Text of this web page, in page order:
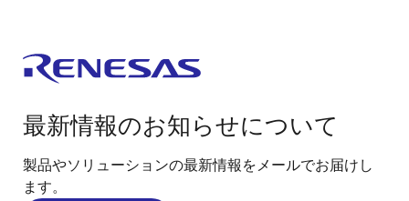
最新情報のお知らせについて
製品やソリューションの最新情報をメールでお届けし
ます。